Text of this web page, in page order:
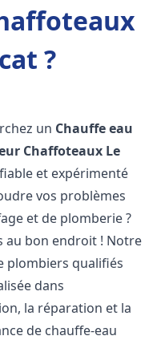
?
un Chauffe eau
Chaffoteaux Le
fiable et expérimenté
vos problèmes
et de plomberie ?
au bon endroit ! Notre
plombiers qualifiés
dans
la réparation et la
de chauffe-eau